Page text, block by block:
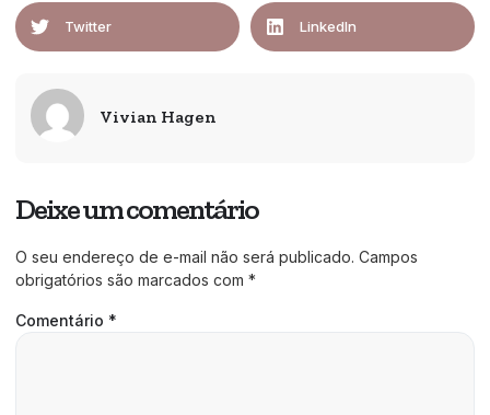
Twitter LinkedIn
Vivian Hagen
Deixe um comentário
O seu endereço de e-mail não será publicado. Campos
obrigatórios são marcados com *
Comentário *